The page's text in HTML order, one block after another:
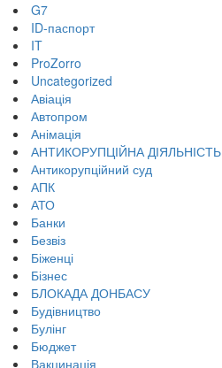
G7
ID-паспорт
IT
ProZorro
Uncategorized
Авіація
Автопром
Анімація
АНТИКОРУПЦІЙНА ДІЯЛЬНІСТЬ
Антикорупційний суд
АПК
АТО
Банки
Безвіз
Біженці
Бізнес
БЛОКАДА ДОНБАСУ
Будівництво
Булінг
Бюджет
Вакцинація